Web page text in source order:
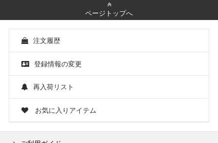
ページトップへ
注文履歴
登録情報の変更
再入荷リスト
お気に入りアイテム